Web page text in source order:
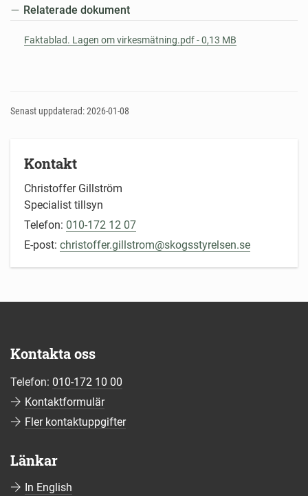
Relaterade dokument
Faktablad. Lagen om virkesmätning.pdf - 0,13 MB
Senast uppdaterad: 2026-01-08
Kontakt
Christoffer Gillström
Specialist tillsyn
Telefon: 010-172 12 07
E-post: christoffer.gillstrom@skogsstyrelsen.se
Kontakta oss
Telefon: 010-172 10 00
Kontaktformulär
Fler kontaktuppgifter
Länkar
In English